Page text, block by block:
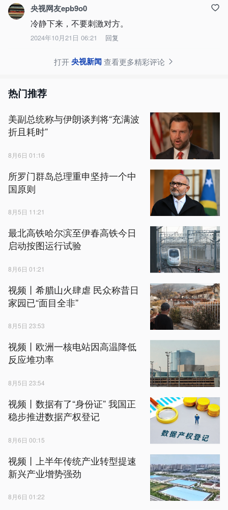
央视网友epb9o0
冷静下来，不要刺激对方。
2024年10月21日 06:21 回复
打开央视新闻查看更多精彩评论
热门推荐
美副总统称与伊朗谈判将“充满波
折且耗时”
8月6日 01:16
所罗门群岛总理重申坚持一个中
国原则
8月5日 11:21
最北高铁哈尔滨至伊春高铁今日
启动按图运行试验
8月6日 01:21
视频丨希腊山火肆虐 民众称昔日
家园已“面目全非”
8月5日 23:53
视频丨欧洲一核电站因高温降低
反应堆功率
8月5日 23:54
视频丨数据有了“身份证” 我国正
稳步推进数据产权登记
8月6日 00:15
视频丨上半年传统产业转型提速
新兴产业增势强劲
8月6日 01:22